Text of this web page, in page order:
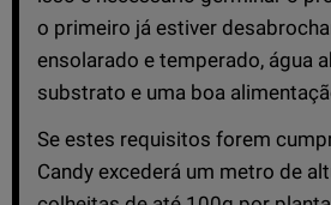
o primeiro já estiver
ensolarado e temperado, água
substrato e uma boa
Se estes requisitos forem
Candy excederá um metro de